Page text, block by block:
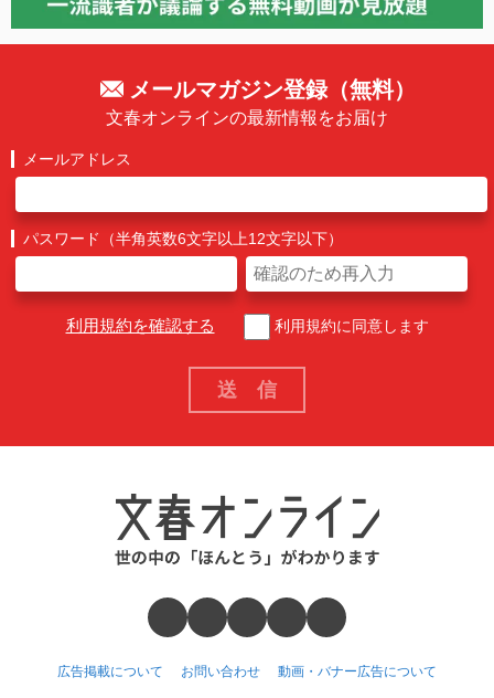
メールマガジン登録（無料）
文春オンラインの最新情報をお届け
メールアドレス
パスワード（半角英数6文字以上12文字以下）
利用規約を確認する 利用規約に同意します
広告掲載について お問い合わせ 動画・バナー広告について